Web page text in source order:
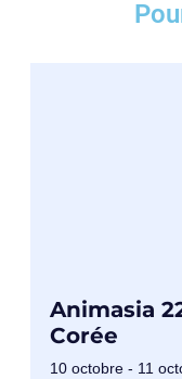
Animasia
Corée
10 octobre - 11